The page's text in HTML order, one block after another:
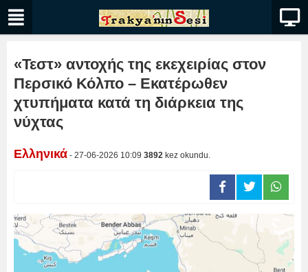
«Τεστ» αντοχής της εκεχειρίας στον
Περσικό Κόλπο – Εκατέρωθεν
χτυπήματα κατά τη διάρκεια της
νύχτας
Ελληνικά - 27-06-2026 10:09 3892 kez okundu.